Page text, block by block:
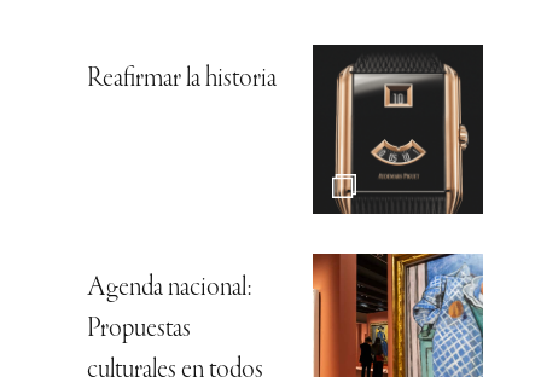
Reafirmar la historia
Agenda nacional:
Propuestas
culturales en todos